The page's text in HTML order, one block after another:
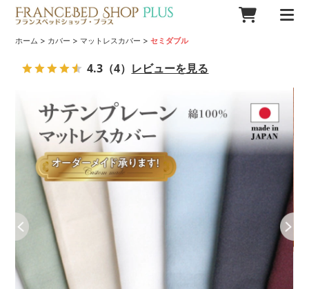
ホーム > カバー > マットレスカバー >セミダブル
4.3 （4） レビューを見る